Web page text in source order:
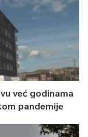
već godinama
pandemije